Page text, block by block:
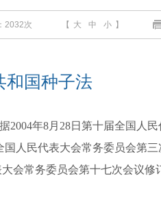
2032次 【 大 中 小 】
和国种子法
年8月28日第十届全国人
人民代表大会常务委员会第
会常务委员会第十七次会议修